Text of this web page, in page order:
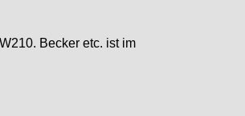
Becker etc. ist im